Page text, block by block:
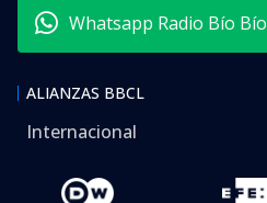
Whatsapp Radio Bío Bío
ALIANZAS BBCL
Internacional